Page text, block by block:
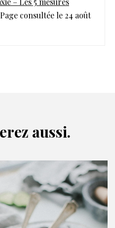
consultée le 24 août
aussi.